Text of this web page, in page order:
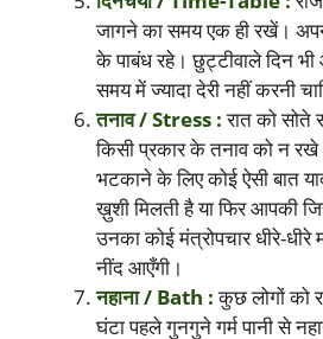
जागने का समय एक ही रखें।
के पाबंध रहे। छुट्टीवाले दिन
समय में ज्यादा देरी नहीं करनी
तनाव / Stress :रात को सोते
किसी प्रकार के तनाव को न
भटकाने के लिए कोई ऐसी बात
ख़ुशी मिलती है या फिर आपकी
उनका कोई मंत्रोपचार धीरे-
नींद आएँगी।
नहाना / Bath :कुछ लोगों को
घंटा पहले गुनगुने गर्म पानी से